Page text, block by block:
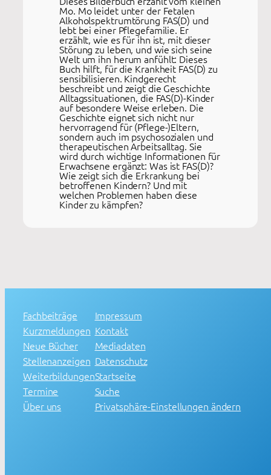
Mo. Mo leidet unter der Fetalen
Alkoholspektrumtörung FAS(D) und
lebt bei einer Pflegefamilie. Er
erzählt, wie es für ihn ist, mit dieser
Störung zu leben, und wie sich seine
Welt um ihn herum anfühlt: Dieses
Buch hilft, für die Krankheit FAS(D) zu
sensibilisieren. Kindgerecht
beschreibt und zeigt die Geschichte
Alltagssituationen, die FAS(D)-Kinder
auf besondere Weise erleben. Die
Geschichte eignet sich nicht nur
hervorragend für (Pflege-)Eltern,
sondern auch im psychosozialen und
therapeutischen Arbeitsalltag. Sie
wird durch wichtige Informationen für
Erwachsene ergänzt: Was ist FAS(D)?
Wie zeigt sich die Erkrankung bei
betroffenen Kindern? Und mit
welchen Problemen haben diese
Kinder zu kämpfen?
Fachbeiträge
Kurzmeldungen
Neue Bücher
Stellenanzeigen
Weiterbildungen
Termine
Über uns
Impressum
Kontakt
Mediadaten
Datenschutz
Startseite
Suche
Privatsphäre-Einstellungen ändern